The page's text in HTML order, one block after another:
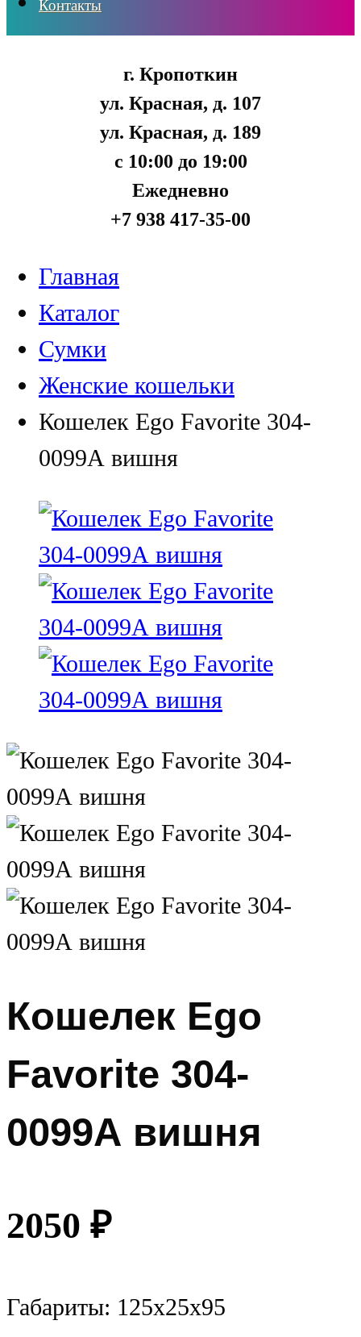
Контакты
г. Кропоткин
ул. Красная, д. 107
ул. Красная, д. 189
с 10:00 до 19:00
Ежедневно
+7 938 417-35-00
Главная
Каталог
Сумки
Женские кошельки
Кошелек Ego Favorite 304-
0099А вишня
Кошелек Ego
Favorite 304-
0099А вишня
2050 ₽
Габариты: 125х25х95